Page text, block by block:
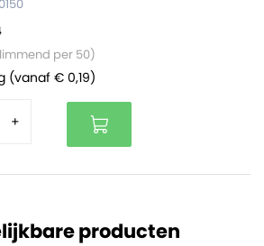
per 50)
(vanaf € 0,19)
+
producten